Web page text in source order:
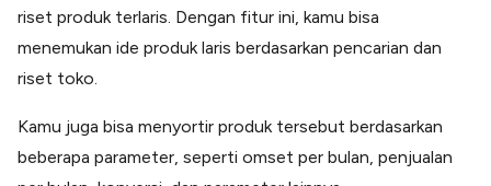
riset produk terlaris. Dengan fitur ini, kamu bisa
menemukan ide produk laris berdasarkan pencarian dan
riset toko.
Kamu juga bisa menyortir produk tersebut berdasarkan
beberapa parameter, seperti omset per bulan, penjualan